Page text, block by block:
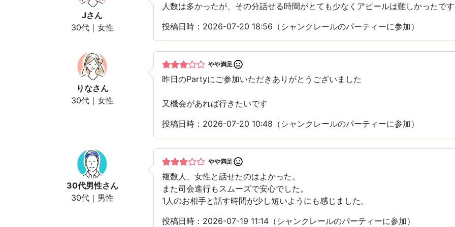
Jさん
30代｜女性
人数は多かったが、その分話せる時間がとても少なくアピールは難しかったで
投稿日時：2026-07-20 18:56（シャンクレールのパーティーに参加）
りなさん
30代｜女性
やや満足
昨日のPartyにご参加いただきありがとうございました
又機会があれば行きたいです
投稿日時：2026-07-20 10:48（シャンクレールのパーティーに参加）
30代男性さん
30代｜男性
やや満足
複数人、女性と話せたのはよかった。
また司会進行もスムーズで安心でした。
1人のお相手と話す時間が少し短いようにも感じました。
投稿日時：2026-07-19 11:14（シャンクレールのパーティーに参加）